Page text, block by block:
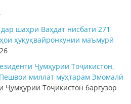
шаҳри Ваҳдат нисбати 271
ҳуқуқвайронкунии маъмурӣ
Ҷумҳурии Тоҷикистон,
миллат муҳтарам Эмомалӣ
Ҷумҳурии Тоҷикистон баргузор